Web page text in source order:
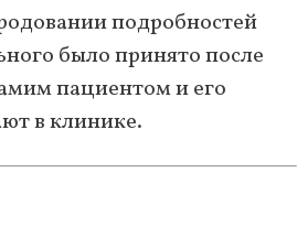
подробностей
было принято после
пациентом и его
в клинике.